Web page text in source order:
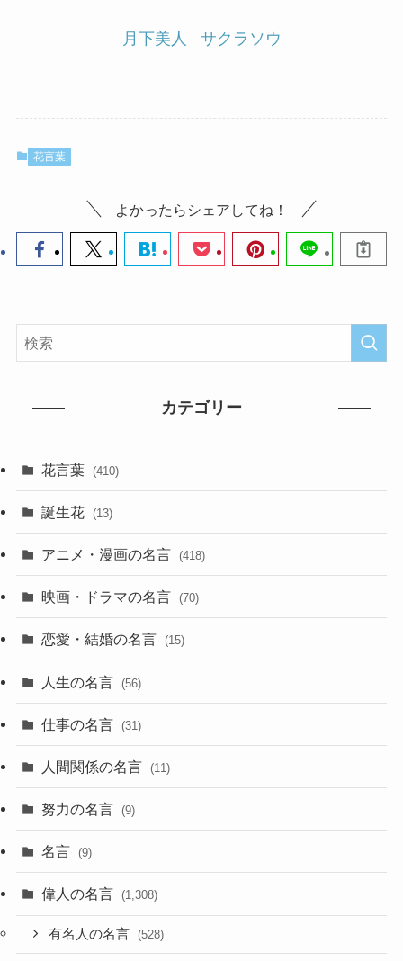
月下美人 サクラソウ
花言葉
よかったらシェアしてね！
カテゴリー
花言葉 (410)
誕生花 (13)
アニメ・漫画の名言 (418)
映画・ドラマの名言 (70)
恋愛・結婚の名言 (15)
人生の名言 (56)
仕事の名言 (31)
人間関係の名言 (11)
努力の名言 (9)
名言 (9)
偉人の名言 (1,308)
有名人の名言 (528)